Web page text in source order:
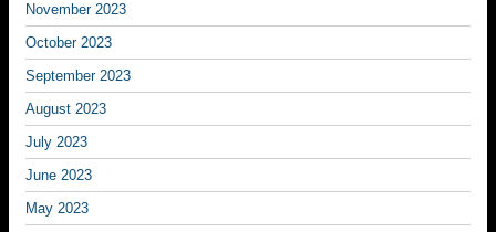
November 2023
October 2023
September 2023
August 2023
July 2023
June 2023
May 2023